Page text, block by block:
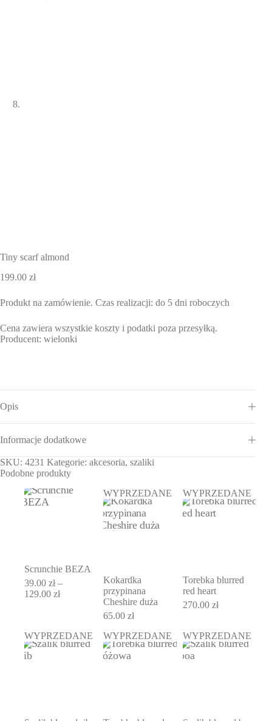
Tiny scarf almond
199.00 zł
Produkt na zamówienie. Czas realizacji: do 5 dni roboczych
Cena zawiera wszystkie koszty i podatki poza przesyłką.
Producent: wielonki
Opis
Informacje dodatkowe
SKU: 4231 Kategorie: akcesoria, szaliki
Podobne produkty
Scrunchie BEZA
39.00 zł –
129.00 złZakres
do
129.00 zł
WYPRZEDANE
Kokardka
przypinana
Cheshire duża
65.00zł
WYPRZEDANE
Torebka blurred
red heart
270.00 zł
WYPRZEDANE WYPRZEDANE WYPRZEDANE